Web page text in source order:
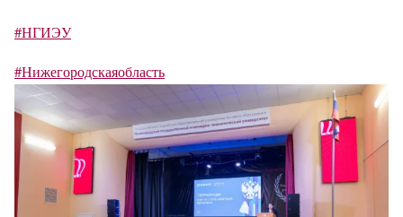
#НГИЭУ
#Нижегородскаяобласть